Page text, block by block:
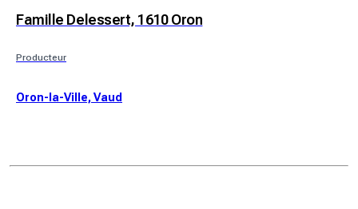
Famille Delessert, 1610 Oron
Producteur
Oron-la-Ville, Vaud